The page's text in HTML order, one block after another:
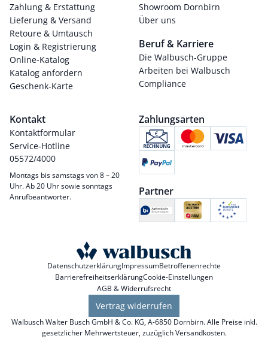
Zahlung & Erstattung
Lieferung & Versand
Retoure & Umtausch
Login & Registrierung
Online-Katalog
Katalog anfordern
Geschenk-Karte
Showroom Dornbirn
Über uns
Beruf & Karriere
Die Walbusch-Gruppe
Arbeiten bei Walbusch
Compliance
Kontakt
Kontaktformular
Service-Hotline
05572/4000
Montags bis samstags von 8 – 20
Uhr. Ab 20 Uhr sowie sonntags
Anrufbeantworter.
Zahlungsarten
Partner
DatenschutzerklärungImpressumBetroffenenrechte
BarrierefreiheitserklärungCookie-Einstellungen
AGB & Widerrufsrecht
Vertrag widerrufen
Walbusch Walter Busch GmbH & Co. KG, A-6850 Dornbirn. Alle Preise inkl.
gesetzlicher Mehrwertsteuer, zuzüglichVersandkosten.